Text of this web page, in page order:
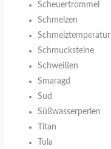
Scheuertrommel
Schmelzen
Schmelztemperatur
Schmucksteine
Schweißen
Smaragd
Sud
Süßwasserperlen
Titan
Tula